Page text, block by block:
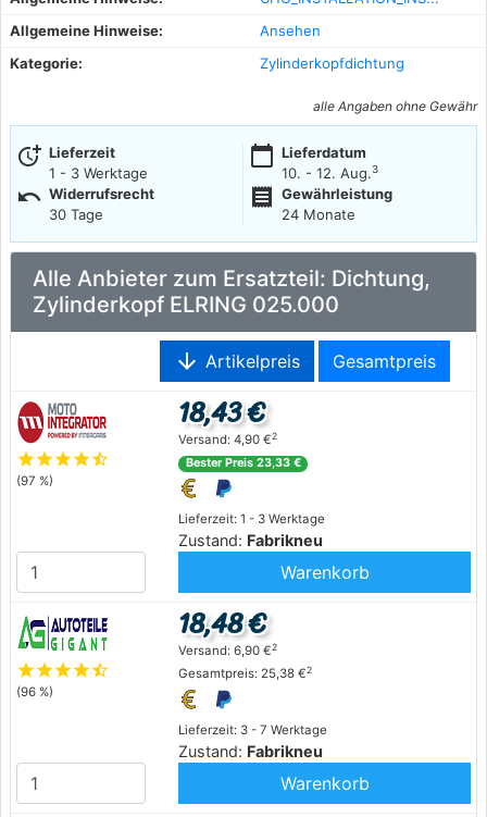
Allgemeine Hinweise:
Ansehen
Kategorie:
Zylinderkopfdichtung
alle Angaben ohne Gewähr
more_time Lieferzeit
1 - 3 Werktage
calendar_today Lieferdatum
10. - 12. Aug.3
undo Widerrufsrecht
30 Tage
receipt
Gewährleistung
24 Monate
Alle Anbieter zum Ersatzteil: Dichtung,
Zylinderkopf ELRING 025.000
arrow_downward Artikelpreis Gesamtpreis
starstarstarstarstar_half
(97 %)
Lieferzeit: 1 - 3 Werktage
Zustand: Fabrikneu
18,43 €
Versand: 4,90 €2
Bester Preis 23,33 €
Warenkorb
starstarstarstarstar_half
(96 %)
Lieferzeit: 3 - 7 Werktage
Zustand: Fabrikneu
18,48 €
Versand: 6,90 €2
Gesamtpreis: 25,38 €2
Warenkorb